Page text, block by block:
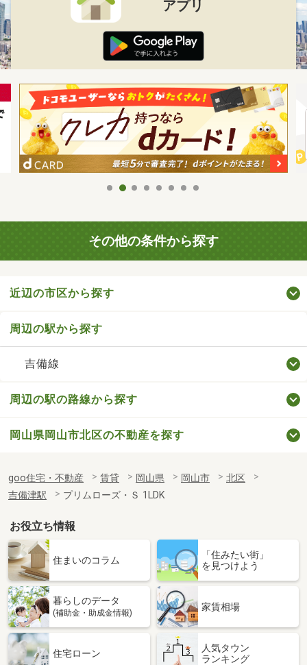
アプリ
その他の条件から探す
近辺の市区から探す
周辺の駅から探す
吉備線
周辺の駅の路線から探す
岡山県岡山市北区の不動産を探す
goo住宅・不動産 賃貸 岡山県 岡山市
北区
吉備津駅
プリムローズ・Ｓ 1LDK
お役立ち情報
住まいのコラム
「住みたい街」
を見つけよう
暮らしのデータ
(補助金・助成金情報)
家賃相場
住宅ローン
人気タウン
ランキング